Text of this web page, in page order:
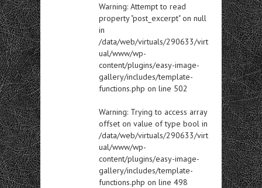
Warning: Attempt to read
property "post_excerpt" on null
in
/data/web/virtuals/290633/virt
ual/www/wp-
content/plugins/easy-image-
gallery/includes/template-
functions.php on line 502
Warning: Trying to access array
offset on value of type bool in
/data/web/virtuals/290633/virt
ual/www/wp-
content/plugins/easy-image-
gallery/includes/template-
functions.php on line 498